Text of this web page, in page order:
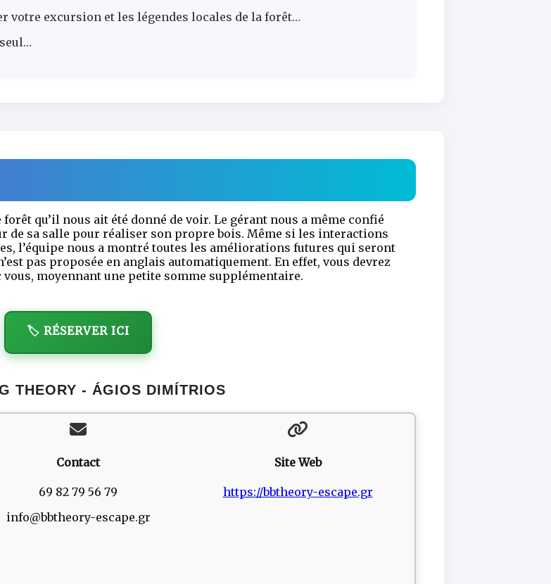
excursion et les légendes locales de la forêt…
forêt qu’il nous ait été donné de voir. Le gérant nous a même confié
de sa salle pour réaliser son propre bois. Même si les interactions
l’équipe nous a montré toutes les améliorations futures qui seront
pas proposée en anglais automatiquement. En effet, vous devrez
moyennant une petite somme supplémentaire.
🏷️ RÉSERVER ICI
THEORY - ÁGIOS DIMÍTRIOS
Contact
69 82 79 56 79
info@bbtheory-escape.gr
Site Web
https://bbtheory-escape.gr